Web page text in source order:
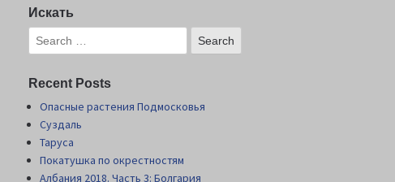
Искать
Recent Posts
Опасные растения Подмосковья
Суздаль
Таруса
Покатушка по окрестностям
Албания 2018. Часть 3: Болгария